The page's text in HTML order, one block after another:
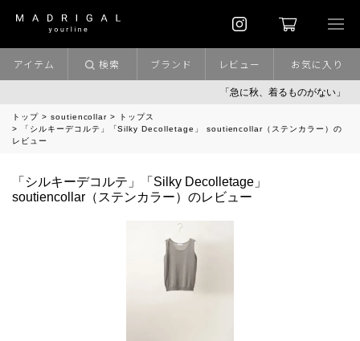
「急に秋、着るものがない」
アイテム 検索 ブランド レビュー お気に入り
トップ soutiencollar
トップス
「シルキーデコルテ」「Silky Decolletage」 soutiencollar（ステンカラー）の
レビュー
「シルキーデコルテ」「Silky Decolletage」
soutiencollar（ステンカラー）のレビュー